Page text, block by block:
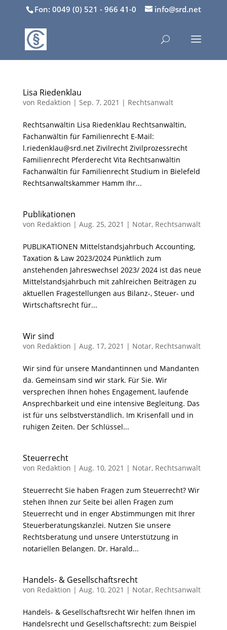
Fon: 0049 (0) 521 - 966 41-0 info@srd.net
Lisa Riedenklau
von Redaktion | Sep. 7, 2021 | Rechtsanwalt
Rechtsanwältin Lisa Riedenklau Rechtsanwältin,
Fachanwältin für Familienrecht E-Mail:
l.riedenklau@srd.net Zivilrecht Zivilprozessrecht
Familienrecht Pferderecht Vita Rechtsanwältin
Fachanwältin für Familienrecht Studium in Bielefeld
Rechtsanwaltskammer Hamm Ihr...
Publikationen
von Redaktion | Aug. 25, 2021 | Notar, Rechtsanwalt
PUBLIKATIONEN Mittelstandsjahrbuch Accounting,
Taxation & Law 2023/2024 Pünktlich zum
anstehenden Jahreswechsel 2023/ 2024 ist das neue
Mittelstandsjahrbuch mit zahlreichen Beiträgen zu
aktuellen Fragestellungen aus Bilanz-, Steuer- und
Wirtschaftsrecht für...
Wir sind
von Redaktion | Aug. 17, 2021 | Notar, Rechtsanwalt
Wir sind für unsere Mandantinnen und Mandanten
da. Gemeinsam sind wir stark. Für Sie. Wir
versprechen Ihnen hohes Engagement, laufende
Ansprechbarkeit und eine intensive Begleitung. Das
ist für uns selbstverständlich. Im Krisenfall und in
ruhigen Zeiten. Der Schlüssel...
Steuerrecht
von Redaktion | Aug. 10, 2021 | Notar, Rechtsanwalt
Steuerrecht Sie haben Fragen zum Steuerrecht? Wir
stehen Ihnen zur Seite bei allen Fragen zum
Steuerrecht und in enger Abstimmungen mit Ihrer
Steuerberatungskanzlei. Nutzen Sie unsere
Rechtsberatung und unsere Unterstützung in
notariellen Belangen. Dr. Harald...
Handels- & Gesellschaftsrecht
von Redaktion | Aug. 10, 2021 | Notar, Rechtsanwalt
Handels- & Gesellschaftsrecht Wir helfen Ihnen im
Handelsrecht und Gesellschaftsrecht: zum Beispiel